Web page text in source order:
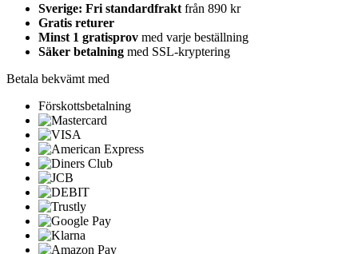
Sverige: Fri standardfrakt från 890 kr
Gratis returer
Minst 1 gratisprov med varje beställning
Säker betalning med SSL-kryptering
Betala bekvämt med
Förskottsbetalning